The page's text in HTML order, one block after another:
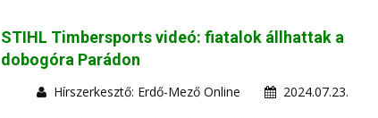
STIHL Timbersports videó: fiatalok állhattak a
dobogóra Parádon
Hírszerkesztő: Erdő-Mező Online 2024.07.23.